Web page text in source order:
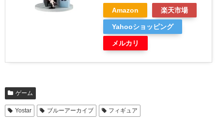
Amazon 楽天市場
Yahooショッピング
メルカリ
ゲーム
Yostar ブルーアーカイブ フィギュア